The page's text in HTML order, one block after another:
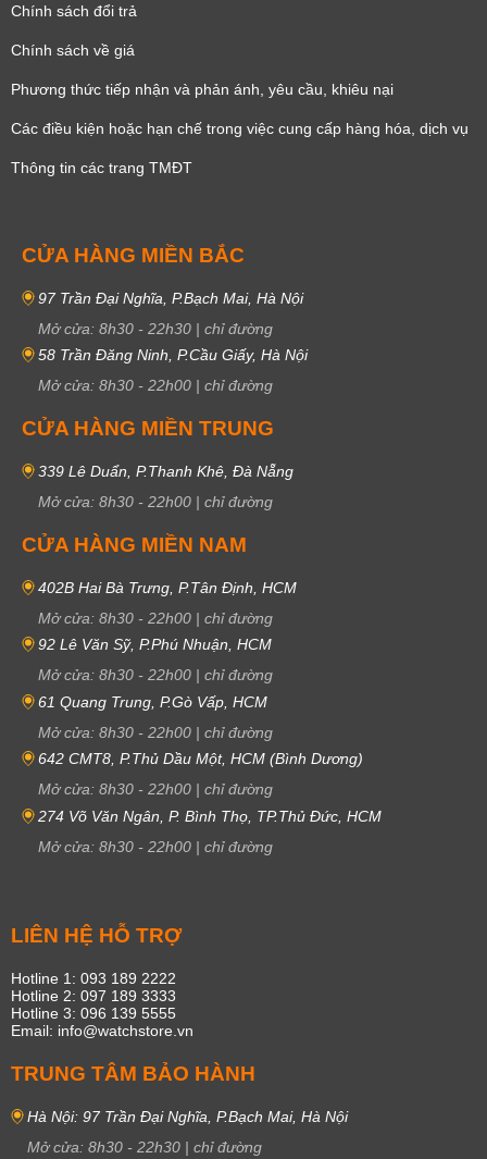
Chính sách đổi trả
Chính sách về giá
Phương thức tiếp nhận và phản ánh, yêu cầu, khiêu nại
Các điều kiện hoặc hạn chế trong việc cung cấp hàng hóa, dịch vụ
Thông tin các trang TMĐT
CỬA HÀNG MIỀN BẮC
97 Trần Đại Nghĩa, P.Bạch Mai, Hà Nội
Mở cửa: 8h30 - 22h30 | chỉ đường
58 Trần Đăng Ninh, P.Cầu Giấy, Hà Nội
Mở cửa: 8h30 - 22h00 | chỉ đường
CỬA HÀNG MIỀN TRUNG
339 Lê Duẩn, P.Thanh Khê, Đà Nẵng
Mở cửa: 8h30 - 22h00 | chỉ đường
CỬA HÀNG MIỀN NAM
402B Hai Bà Trưng, P.Tân Định, HCM
Mở cửa: 8h30 - 22h00 | chỉ đường
92 Lê Văn Sỹ, P.Phú Nhuận, HCM
Mở cửa: 8h30 - 22h00 | chỉ đường
61 Quang Trung, P.Gò Vấp, HCM
Mở cửa: 8h30 - 22h00 | chỉ đường
642 CMT8, P.Thủ Dầu Một, HCM (Bình Dương)
Mở cửa: 8h30 - 22h00 | chỉ đường
274 Võ Văn Ngân, P. Bình Thọ, TP.Thủ Đức, HCM
Mở cửa: 8h30 - 22h00 | chỉ đường
LIÊN HỆ HỖ TRỢ
Hotline 1: 093 189 2222
Hotline 2: 097 189 3333
Hotline 3: 096 139 5555
Email: info@watchstore.vn
TRUNG TÂM BẢO HÀNH
Hà Nội: 97 Trần Đại Nghĩa, P.Bạch Mai, Hà Nội
Mở cửa: 8h30 - 22h30 | chỉ đường